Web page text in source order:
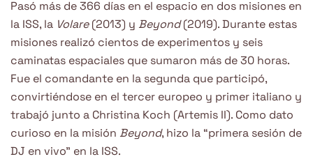
Pasó más de 366 días en el espacio en dos misiones en
la ISS, la Volare(2013) y Beyond(2019). Durante estas
misiones realizó cientos de experimentos y seis
caminatas espaciales que sumaron más de 30 horas.
Fue el comandante en la segunda que participó,
convirtiéndose en el tercer europeo y primer italiano y
trabajó junto a Christina Koch (Artemis II). Como dato
curioso en la misión Beyond, hizo la “primera sesión de
DJ en vivo” en la ISS.